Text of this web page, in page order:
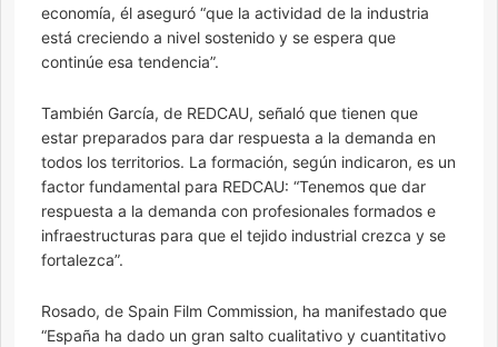
economía, él aseguró “que la actividad de la industria
está creciendo a nivel sostenido y se espera que
continúe esa tendencia”.
También García, de REDCAU, señaló que tienen que
estar preparados para dar respuesta a la demanda en
todos los territorios. La formación, según indicaron, es un
factor fundamental para REDCAU: “Tenemos que dar
respuesta a la demanda con profesionales formados e
infraestructuras para que el tejido industrial crezca y se
fortalezca”.
Rosado, de Spain Film Commission, ha manifestado que
“España ha dado un gran salto cualitativo y cuantitativo